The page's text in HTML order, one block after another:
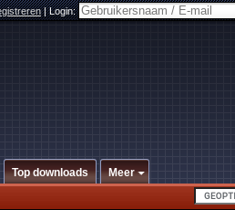
|Login:
Top downloads Meer